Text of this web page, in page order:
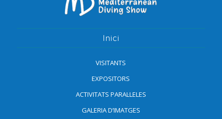
Inici
VISITANTS
EXPOSITORS
ACTIVITATS PARAL·LELES
GALERIA D’IMATGES